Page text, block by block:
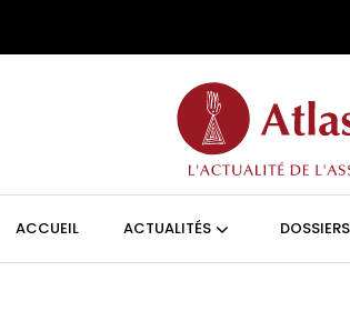
ACCUEIL ACTUALITÉS DOSSIERS